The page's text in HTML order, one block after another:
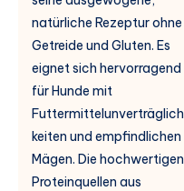
natürliche Rezeptur ohne
Getreide und Gluten. Es
eignet sich hervorragend
für Hunde mit
Futtermittelunverträglich
keiten und empfindlichen
Mägen. Die hochwertigen
Proteinquellen aus